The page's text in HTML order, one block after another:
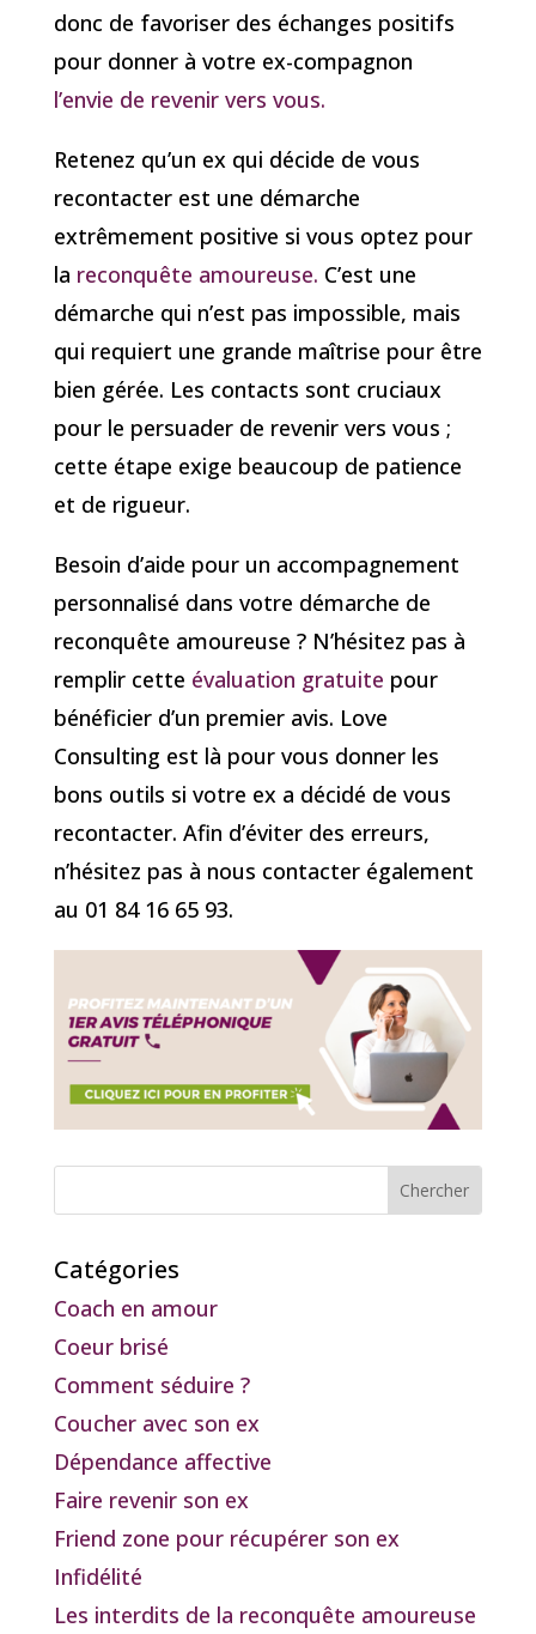
donc de favoriser des échanges positifs
pour donner à votre ex-compagnon
l’envie de revenir vers vous.
Retenez qu’un ex qui décide de vous
recontacter est une démarche
extrêmement positive si vous optez pour
la reconquête amoureuse. C’est une
démarche qui n’est pas impossible, mais
qui requiert une grande maîtrise pour être
bien gérée. Les contacts sont cruciaux
pour le persuader de revenir vers vous ;
cette étape exige beaucoup de patience
et de rigueur.
Besoin d’aide pour un accompagnement
personnalisé dans votre démarche de
reconquête amoureuse ? N’hésitez pas à
remplir cette évaluation gratuite pour
bénéficier d’un premier avis. Love
Consulting est là pour vous donner les
bons outils si votre ex a décidé de vous
recontacter. Afin d’éviter des erreurs,
n’hésitez pas à nous contacter également
au 01 84 16 65 93.
Catégories
Coach en amour
Coeur brisé
Comment séduire ?
Coucher avec son ex
Dépendance affective
Faire revenir son ex
Friend zone pour récupérer son ex
Infidélité
Les interdits de la reconquête amoureuse